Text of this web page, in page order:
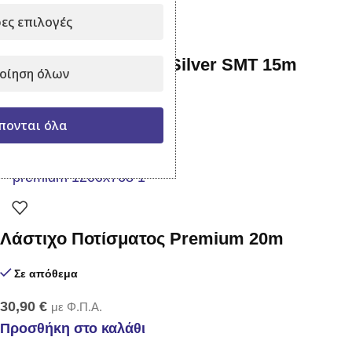
Λάστιχο Ποτίσματος Silver SMT 15m
19,90€ με Φ.Π.Α.
Λάστιχο Ποτίσματος Premium 20m
Σε απόθεμα
30,90 € με Φ.Π.Α.
Προσθήκη στο καλάθι
επιλογές
όλων
όλα